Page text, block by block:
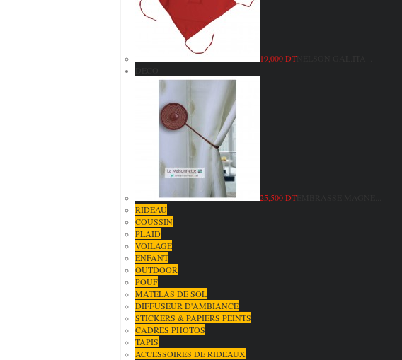
19,000 DT
25,500 DT
RIDEAU
COUSSIN
PLAID
VOILAGE
ENFANT
OUTDOOR
POUF
MATELAS DE SOL
DIFFUSEUR D'AMBIANCE
STICKERS & PAPIERS PEINTS
CADRES PHOTOS
TAPIS
ACCESSOIRES DE RIDEAUX